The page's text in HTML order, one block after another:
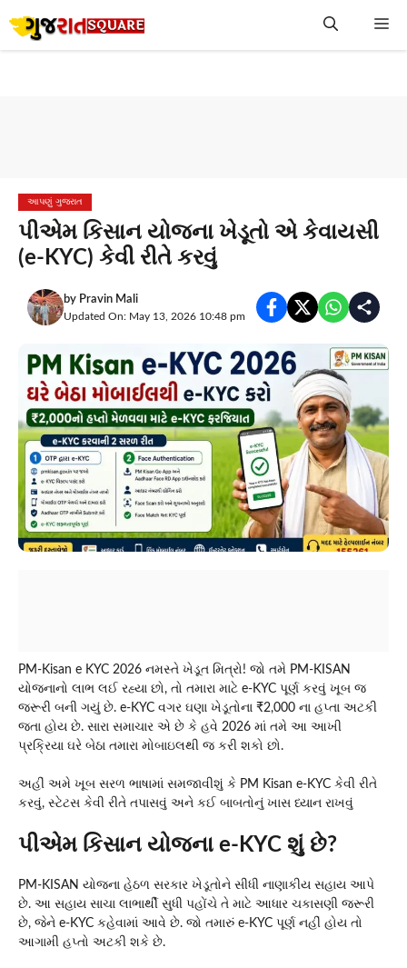
to
આપણું ગુજરાત
પીએમ કિસાન યોજના ખેડૂતો એ કેવાયસી
(e-KYC) કેવી રીતે કરવું
by Pravin Mali
Updated On: May 13, 2026 10:48 pm
PM-Kisan e KYC 2026 નમસ્તે ખેડૂત મિત્રો! જો તમે PM-KISAN
યોજનાનો લાભ લઈ રહ્યા છો, તો તમારા માટે e-KYC પૂર્ણ કરવું ખૂબ જ
જરૂરી બની ગયું છે. e-KYC વગર ઘણા ખેડૂતોના ₹2,000 ના હપ્તા અટકી
જતા હોય છે. સારા સમાચાર એ છે કે હવે 2026 માં તમે આ આખી
પ્રક્રિયા ઘરે બેઠા તમારા મોબાઇલથી જ કરી શકો છો.
અહીં અમે ખૂબ સરળ ભાષામાં સમજાવીશું કે PM Kisan e-KYC કેવી રીતે
કરવું, સ્ટેટસ કેવી રીતે તપાસવું અને કઈ બાબતોનું ખાસ ધ્યાન રાખવું
પીએમ કિસાન યોજના e-KYC શું છે?
PM-KISAN યોજના હેઠળ સરકાર ખેડૂતોને સીધી નાણાકીય સહાય આપે
છે. આ સહાય સાચા લાભાર્થી સુધી પહોંચે તે માટે આધાર ચકાસણી જરૂરી
છે, જેને e-KYC કહેવામાં આવે છે. જો તમારું e-KYC પૂર્ણ નહીં હોય તો
આગામી હપ્તો અટકી શકે છે.